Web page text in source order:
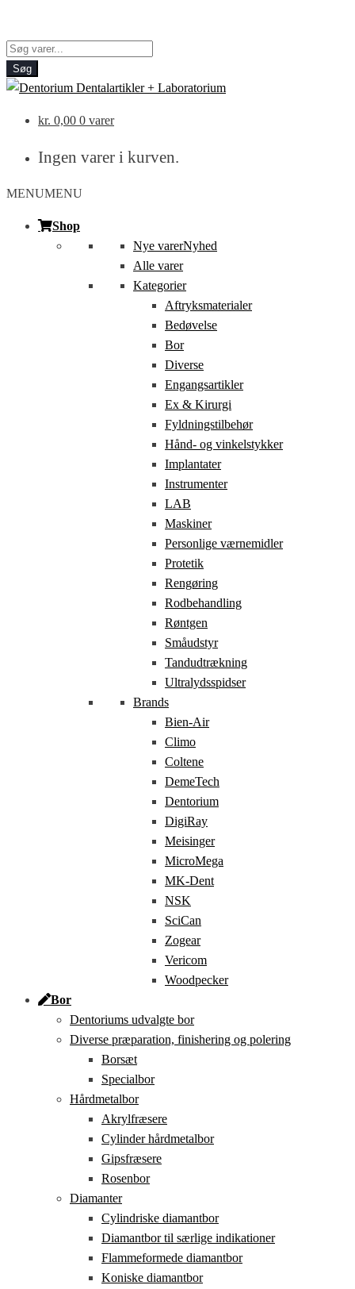
Products
search
Søg
kr. 0,00 0 varer
Ingen varer i kurven.
MENUMENU
Shop
Nye varerNyhed
Alle varer
Kategorier
Aftryksmaterialer
Bedøvelse
Bor
Diverse
Engangsartikler
Ex & Kirurgi
Fyldningstilbehør
Hånd- og vinkelstykker
Implantater
Instrumenter
LAB
Maskiner
Personlige værnemidler
Protetik
Rengøring
Rodbehandling
Røntgen
Småudstyr
Tandudtrækning
Ultralydsspidser
Brands
Bien-Air
Climo
Coltene
DemeTech
Dentorium
DigiRay
Meisinger
MicroMega
MK-Dent
NSK
SciCan
Zogear
Vericom
Woodpecker
Bor
Dentoriums udvalgte bor
Diverse præparation, finishering og polering
Borsæt
Specialbor
Hårdmetalbor
Akrylfræsere
Cylinder hårdmetalbor
Gipsfræsere
Rosenbor
Diamanter
Cylindriske diamantbor
Diamantbor til særlige indikationer
Flammeformede diamantbor
Koniske diamantbor